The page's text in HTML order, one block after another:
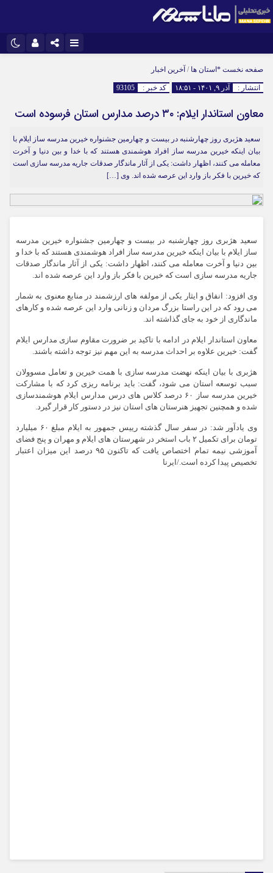
اینستاگرام
سروش
آپارات رمز عبور
مرا به خاطر بسپار
صفحه نخست *استان ها / آخرین اخبار
انتشار : آذر ۹, ۱۴۰۱ - ۱۸:۵۱ کد خبر : 93105
معاون استاندار ایلام: ۳۰ درصد مدارس استان فرسوده است
سعید هژبری روز چهارشنبه در بیست و چهارمین جشنواره خیرین مدرسه ساز ایلام با
بیان اینکه خیرین مدرسه ساز افراد هوشمندی هستند که با خدا و بین دنیا و آخرت
معامله می کنند، اظهار داشت: یکی از آثار ماندگار صدقات جاریه مدرسه سازی است
که خیرین با فکر باز وارد این عرصه شده اند. وی […]
سعید هژبری روز چهارشنبه در بیست و چهارمین جشنواره خیرین مدرسه
ساز ایلام با بیان اینکه خیرین مدرسه ساز افراد هوشمندی هستند که با خدا و
بین دنیا و آخرت معامله می کنند، اظهار داشت: یکی از آثار ماندگار صدقات
جاریه مدرسه سازی است که خیرین با فکر باز وارد این عرصه شده اند.
وی افزود: انفاق و ایثار یکی از مولفه های ارزشمند در منابع معنوی به شمار
می رود که در این راستا بزرگ مردان و زنانی وارد این عرصه شده و کارهای
ماندگاری از خود به جای گذاشته اند.
معاون استاندار ایلام در ادامه با تاکید بر ضرورت مقاوم سازی مدارس ایلام
گفت: خیرین علاوه بر احداث مدرسه به این مهم نیز توجه داشته باشند.
هژبری با بیان اینکه نهضت مدرسه سازی با همت خیرین و تعامل مسوولان
سبب توسعه استان می شود، گفت: باید برنامه ریزی کرد که با مشارکت
خیرین مدرسه ساز ۶٠ درصد کلاس های درس مدارس ایلام هوشمندسازی
شده و همچنین تجهیز هنرستان های استان نیز در دستور کار قرار گیرد.
وی یادآور شد: در سفر سال گذشته رییس جمهور به ایلام مبلغ ۶٠ میلیارد
تومان برای تکمیل ۲ باب استخر در شهرستان های ایلام و مهران و پنج فضای
آموزشی نیمه تمام اختصاص یافت که تاکنون ۹۵ درصد این میزان اعتبار
تخصیص پیدا کرده است./ایرنا